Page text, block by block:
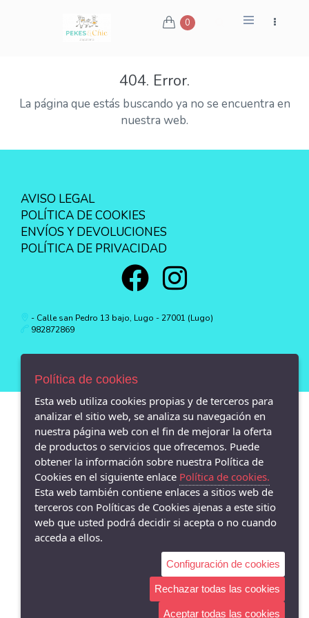
0
404. Error.
La página que estás buscando ya no se encuentra en
nuestra web.
AVISO LEGAL
POLÍTICA DE COOKIES
ENVÍOS Y DEVOLUCIONES
POLÍTICA DE PRIVACIDAD
- Calle san Pedro 13 bajo, Lugo - 27001 (Lugo)
982872869
Política de cookies
Esta web utiliza cookies propias y de terceros para
analizar el sitio web, se analiza su navegación en
nuestra página web con el fin de mejorar la oferta
de productos o servicios que ofrecemos. Puede
obtener la información sobre nuestra Política de
Cookies en el siguiente enlace Política de cookies.
Esta web también contiene enlaces a sitios web de
terceros con Políticas de Cookies ajenas a este sitio
web que usted podrá decidir si acepta o no cuando
acceda a ellos.
Configuración de cookies
Rechazar todas las cookies
Aceptar todas las cookies